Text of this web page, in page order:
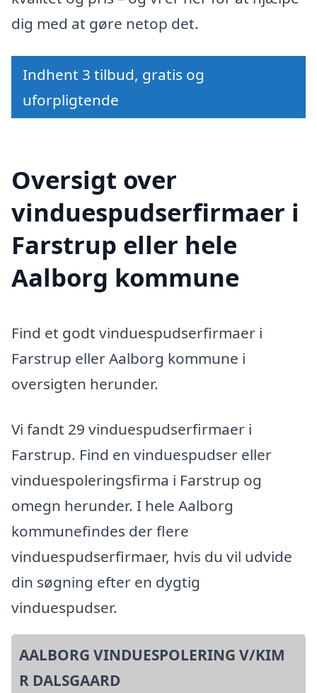
dig med at gøre netop det.
Indhent 3 tilbud, gratis og
uforpligtende
Oversigt over
vinduespudserfirmaer i
Farstrup eller hele
Aalborg kommune
Find et godt vinduespudserfirmaer i
Farstrup eller Aalborg kommune i
oversigten herunder.
Vi fandt 29 vinduespudserfirmaer i
Farstrup. Find en vinduespudser eller
vinduespoleringsfirma i Farstrup og
omegn herunder. I hele Aalborg
kommunefindes der flere
vinduespudserfirmaer, hvis du vil udvide
din søgning efter en dygtig
vinduespudser.
AALBORG VINDUESPOLERING V/KIM
R DALSGAARD